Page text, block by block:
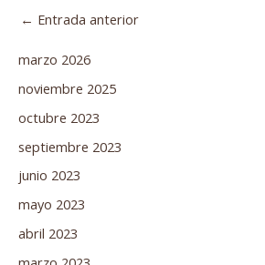
← Entrada anterior
marzo 2026
noviembre 2025
octubre 2023
septiembre 2023
junio 2023
mayo 2023
abril 2023